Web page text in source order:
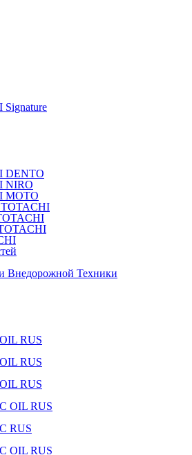
Signature
DENTO
NIRO
MOTO
TOTACHI
Внедорожной Техники
RUS
RUS
RUS
OIL RUS
RUS
OIL RUS